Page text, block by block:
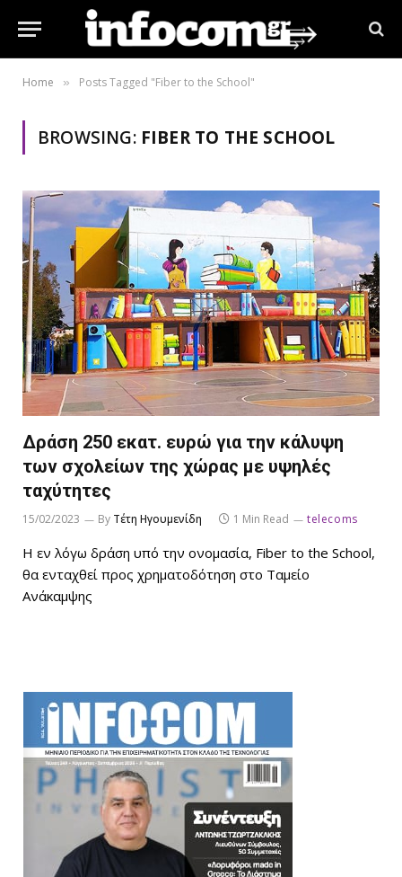
Home » Posts Tagged "Fiber to the School"
BROWSING: FIBER TO THE SCHOOL
Δράση 250 εκατ. ευρώ για την κάλυψη
των σχολείων της χώρας με υψηλές
ταχύτητες
15/02/2023 By Τέτη Ηγουμενίδη 1 Min Read telecoms
Η εν λόγω δράση υπό την ονομασία, Fiber to the School,
θα ενταχθεί προς χρηματοδότηση στο Ταμείο
Ανάκαμψης